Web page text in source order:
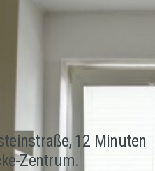
12 Minuten
Zentrum.